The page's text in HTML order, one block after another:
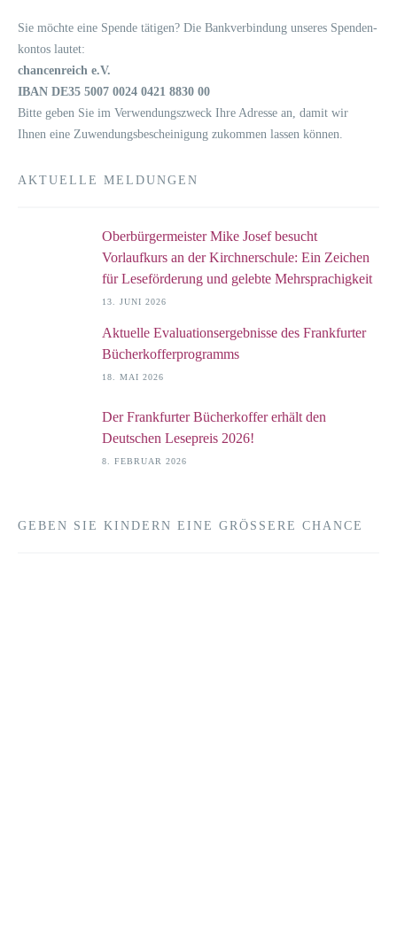
Sie möch­te eine Spen­de täti­gen? Die Bank­ver­bin­dung unse­res Spen­den­
kon­tos lautet:
chan­cen­reich e.V.
IBAN DE35 5007 0024 0421 8830 00
Bit­te geben Sie im Ver­wen­dungs­zweck Ihre Adres­se an, damit wir
Ihnen eine Zuwen­dungs­be­schei­ni­gung zukom­men las­sen können.
AKTUELLE MELDUNGEN
Oberbürgermeister Mike Josef besucht
Vorlaufkurs an der Kirchnerschule: Ein Zeichen
für Leseförderung und gelebte Mehrsprachigkeit
13. JUNI 2026
Aktuelle Evaluationsergebnisse des Frankfurter
Bücherkofferprogramms
18. MAI 2026
Der Frankfurter Bücherkoffer erhält den
Deutschen Lesepreis 2026!
8. FEBRUAR 2026
GEBEN SIE KINDERN EINE GRÖSSERE CHANCE